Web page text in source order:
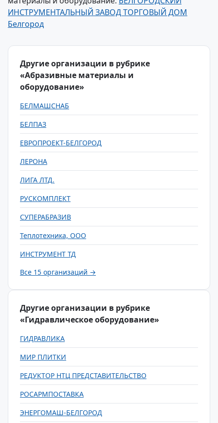
ИНСТРУМЕНТАЛЬНЫЙ ЗАВОД ТОРГОВЫЙ ДОМ
Белгород
Другие организации в рубрике
«Абразивные материалы и
оборудование»
БЕЛМАШСНАБ
БЕЛПАЗ
ЕВРОПРОЕКТ-БЕЛГОРОД
ЛЕРОНА
ЛИГА ЛТД.
РУСКОМПЛЕКТ
СУПЕРАБРАЗИВ
Теплотехника, ООО
ИНСТРУМЕНТ ТД
Все 15 организаций →
Другие организации в рубрике
«Гидравлическое оборудование»
ГИДРАВЛИКА
МИР ПЛИТКИ
РЕДУКТОР НТЦ ПРЕДСТАВИТЕЛЬСТВО
РОСАРМПОСТАВКА
ЭНЕРГОМАШ-БЕЛГОРОД